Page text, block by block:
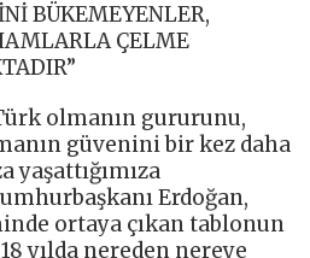
BÜKEMEYENLER,
ÇELME
olmanın gururunu,
güvenini bir kez daha
yaşattığımıza
Erdoğan,
ortaya çıkan tablonun
yılda nereden nereye